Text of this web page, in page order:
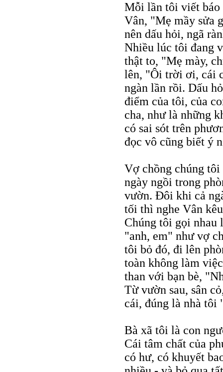
Mỗi lần tôi viết báo
Vân, "Mẹ mầy sửa
nên dấu hỏi, ngã
Nhiều lúc tôi đang
thật to, "Mẹ mày,
lên, "Ôi trời ơi, cái
ngàn lần rồi. Dấu
điểm của tôi, của
cha, như là những
có sai sót trên
đọc vô cũng biết ý
Vợ chồng chúng
ngày ngồi trong
vườn. Đôi khi cả
tối thì nghe Vân
Chúng tôi gọi nhau
"anh, em" như vợ
tôi bỏ đó, đi lên
toàn không làm
than với bạn bè,
Từ vườn sau, sân
cái, đúng là nhà tôi
Bà xã tôi là con
Cái tâm chất của
có hư, có khuyết